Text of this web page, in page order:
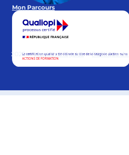
Mon Parcours
2025 Mentions légales Politique de